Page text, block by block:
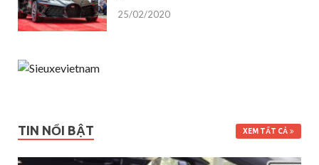
25/02/2020
TIN NỔI BẬT XEM TẤT CẢ